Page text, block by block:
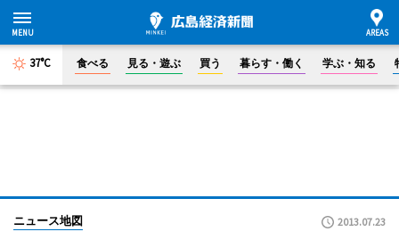
37°C 食べる 見る・遊ぶ 買う 暮らす・働く 学ぶ・知る
ニュース地図 2013.07.23